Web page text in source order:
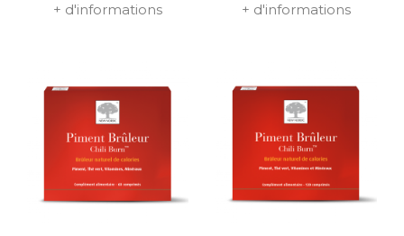
+ d'informations + d'informations